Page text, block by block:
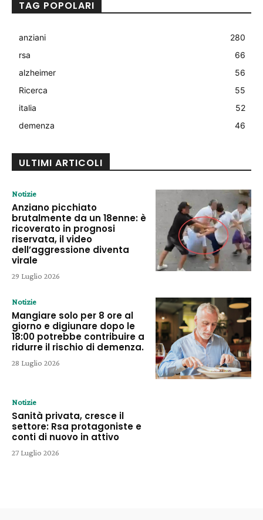
TAG POPOLARI
anziani
280
rsa
66
alzheimer
56
Ricerca
55
italia
52
demenza
46
ULTIMI ARTICOLI
Notizie
Anziano picchiato
brutalmente da un 18enne: è
ricoverato in prognosi
riservata, il video
dell’aggressione diventa
virale
29 Luglio 2026
Notizie
Mangiare solo per 8 ore al
giorno e digiunare dopo le
18:00 potrebbe contribuire a
ridurre il rischio di demenza.
28 Luglio 2026
Notizie
Sanità privata, cresce il
settore: Rsa protagoniste e
conti di nuovo in attivo
27 Luglio 2026